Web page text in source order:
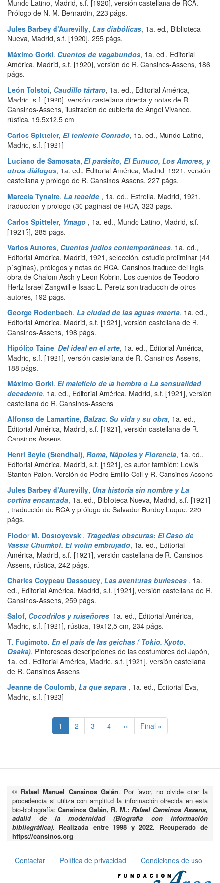
Mundo Latino, Madrid, s.f. [1920], versión castellana de RCA.
Prólogo de N. M. Bernardin, 223 págs.
Jules Barbey d’Aurevilly, Las diabólicas, 1a. ed., Biblioteca
Nueva, Madrid, s.f. [1920], 255 págs.
Máximo Gorki, Cuentos de vagabundos, 1a. ed., Editorial
América, Madrid, s.f. [1920], versión de R. Cansinos-Assens, 186
págs.
León Tolstoi, Caudillo tártaro, 1a. ed., Editorial América,
Madrid, s.f. [1920], versión castellana directa y notas de R.
Cansinos-Assens, ilustración de cubierta de Ángel Vivanco,
rústica, 19,5x12,5 cm
Carlos Spitteler, El teniente Conrado, 1a. ed., Mundo Latino,
Madrid, s.f. [1921]
Luciano de Samosata, El parásito, El Eunuco, Los Amores, y
otros diálogos, 1a. ed., Editorial América, Madrid, 1921, versión
castellana y prólogo de R. Cansinos Assens, 227 págs.
Marcela Tynaire, La rebelde , 1a. ed., Estrella, Madrid, 1921,
traducción y prólogo (30 páginas) de RCA, 323 págs.
Carlos Spitteler, Ymago , 1a. ed., Mundo Latino, Madrid, s.f.
[1921?], 285 págs.
Varios Autores, Cuentos judíos contemporáneos, 1a. ed.,
Editorial América, Madrid, 1921, selección, estudio preliminar (44
p´sginas), prólogos y notas de RCA. Cansinos traduce del ingls
obra de Chalom Asch y Leon Kobrin. Los cuentos de Teodoro
Herlz Israel Zangwill e Isaac L. Peretz son traduccin de otros
autores, 192 págs.
George Rodenbach, La ciudad de las aguas muerta, 1a. ed.,
Editorial América, Madrid, s.f. [1921], versión castellana de R.
Cansinos-Assens, 198 págs.
Hipólito Taine, Del ideal en el arte, 1a. ed., Editorial América,
Madrid, s.f. [1921], versión castellana de R. Cansinos-Assens,
188 págs.
Máximo Gorki, El maleficio de la hembra o La sensualidad
decadente, 1a. ed., Editorial América, Madrid, s.f. [1921], versión
castellana de R. Cansinos-Assens
Alfonso de Lamartine, Balzac. Su vida y su obra, 1a. ed.,
Editorial América, Madrid, s.f. [1921], versión castellana de R.
Cansinos Assens
Henri Beyle (Stendhal), Roma, Nápoles y Florencia, 1a. ed.,
Editorial América, Madrid, s.f. [1921], es autor también: Lewis
Stanton Palen. Versión de Pedro Emilio Coll y R. Cansinos Assens
Jules Barbey d’Aurevilly, Una historia sin nombre y La
cortina encarnada, 1a. ed., Biblioteca Nueva, Madrid, s.f. [1921]
, traducción de RCA y prólogo de Salvador Bordoy Luque, 220
págs.
Fiodor M. Dostoyevski, Tragedias obscuras: El Caso de
Vassia Chumkof. El violín embrujado, 1a. ed., Editorial
América, Madrid, s.f. [1921], versión castellana de R. Cansinos
Assens, rústica, 242 págs.
Charles Coypeau Dassoucy, Las aventuras burlescas , 1a.
ed., Editorial América, Madrid, s.f. [1921], versión castellana de R.
Cansinos-Assens, 259 págs.
Salof, Cocodrilos y ruiseñores, 1a. ed., Editorial América,
Madrid, s.f. [1921], rústica, 19x12,5 cm, 234 págs.
T. Fugimoto, En el país de las geichas ( Tokio, Kyoto,
Osaka), Pintorescas descripciones de las costumbres del Japón,
1a. ed., Editorial América, Madrid, s.f. [1921], versión castellana
de R. Cansinos Assens
Jeanne de Coulomb, La que separa , 1a. ed., Editorial Eva,
Madrid, s.f. [1923]
Página
actual
1 Page
2 Page
3 Page
4
Siguiente
página
››
Última
página
Final »
© Rafael Manuel Cansinos Galán. Por favor, no olvide citar la
procedencia si utiliza con amplitud la información ofrecida en esta
bio-bibliografía: Cansinos Galán, R. M.: Rafael Cansinos Assens,
adalid de la modernidad (Biografía con información
bibliográfica). Realizada entre 1998 y 2022. Recuperado de
https://cansinos.org
Pie
Contactar Política de privacidad Condiciones de uso